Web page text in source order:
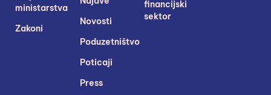
financijski
sektor
Novosti
Poduzetništvo
Poticaji
Press
ministarstva
Zakoni